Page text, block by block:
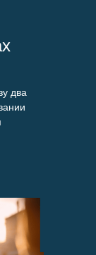
два